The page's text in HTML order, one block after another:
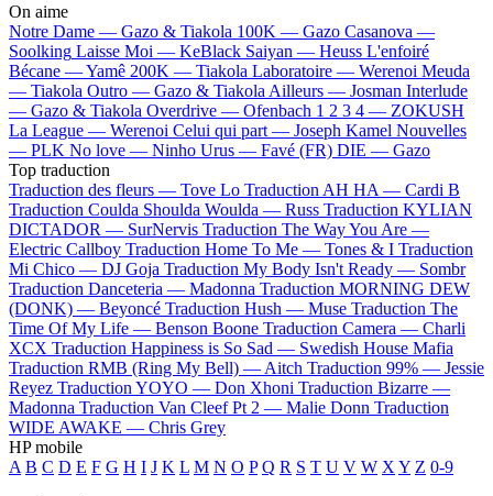
On aime
Notre Dame — Gazo & Tiakola 100K — Gazo Casanova —
Soolking Laisse Moi — KeBlack Saiyan — Heuss L'enfoiré
Bécane —Yamê 200K — Tiakola Laboratoire — Werenoi Meuda
— Tiakola Outro — Gazo & Tiakola Ailleurs — Josman Interlude
— Gazo & Tiakola Overdrive — Ofenbach 1 2 3 4 — ZOKUSH
La League — Werenoi Celui qui part — Joseph Kamel Nouvelles
— PLK No love — Ninho Urus — Favé (FR) DIE — Gazo
Top traduction
Traduction des fleurs — Tove Lo Traduction AH HA — Cardi B
Traduction Coulda Shoulda Woulda — Russ Traduction KYLIAN
DICTADOR — SurNervis Traduction The Way You Are —
Electric Callboy Traduction Home To Me — Tones & I Traduction
Mi Chico — DJ Goja Traduction My Body Isn't Ready — Sombr
Traduction Danceteria — Madonna Traduction MORNING DEW
(DONK) — Beyoncé Traduction Hush — Muse Traduction The
Time Of My Life — Benson Boone Traduction Camera — Charli
XCX Traduction Happiness is So Sad — Swedish House Mafia
Traduction RMB (Ring My Bell) — Aitch Traduction 99% — Jessie
Reyez Traduction YOYO — Don Xhoni Traduction Bizarre —
Madonna Traduction Van Cleef Pt 2 — Malie Donn Traduction
WIDE AWAKE — Chris Grey
HP mobile
A B C D E F G H I J K L M N O P Q R S T U V W X Y Z 0-9